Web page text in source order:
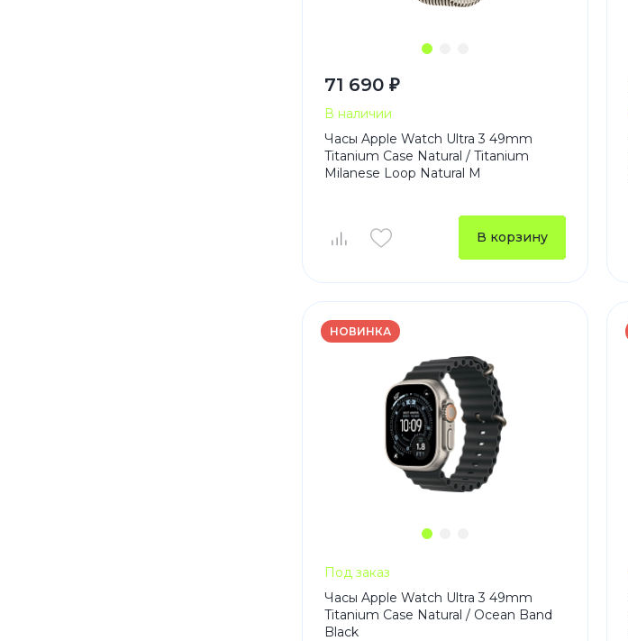
71 690 ₽
В наличии
Часы Apple Watch Ultra 3 49mm
Titanium Case Natural / Titanium
Milanese Loop Natural M
В корзину
НОВИНКА
Под заказ
Часы Apple Watch Ultra 3 49mm
Titanium Case Natural / Ocean Band
Black